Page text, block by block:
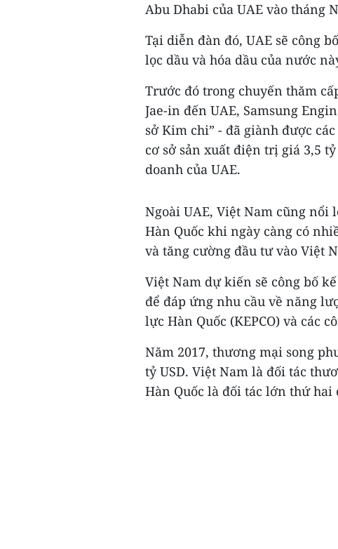
Abu Dhabi của UAE vào tháng
Tại diễn đàn đó, UAE sẽ công
lọc dầu và hóa dầu của nước
Trước đó trong chuyến thăm
Jae-in đến UAE, Samsung
sở Kim chi” - đã giành được
cơ sở sản xuất điện trị giá 3,5
doanh của UAE.
Ngoài UAE, Việt Nam cũng
Hàn Quốc khi ngày càng có
và tăng cường đầu tư vào Việt
Việt Nam dự kiến sẽ công bố
để đáp ứng nhu cầu về năng
lực Hàn Quốc (KEPCO) và các
Năm 2017, thương mại song
tỷ USD. Việt Nam là đối tác
Hàn Quốc là đối tác lớn thứ hai